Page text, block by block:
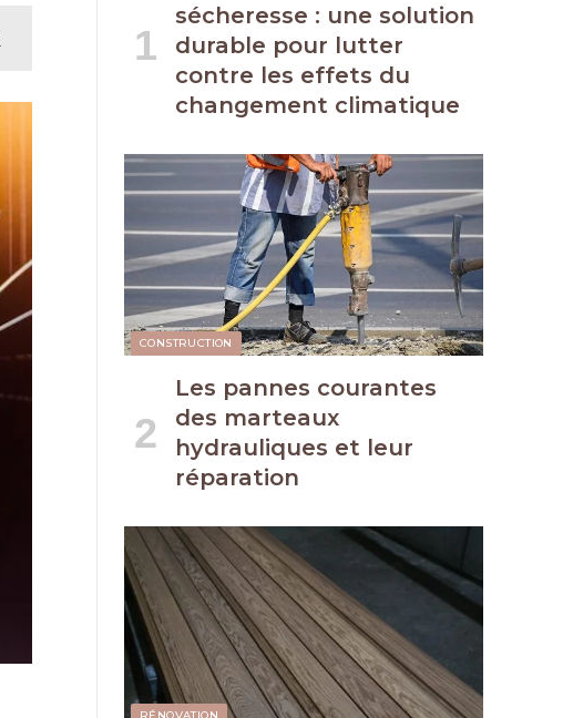
sécheresse : une solution
durable pour lutter
contre les effets du
changement climatique
CONSTRUCTION
Les pannes courantes
des marteaux
hydrauliques et leur
réparation